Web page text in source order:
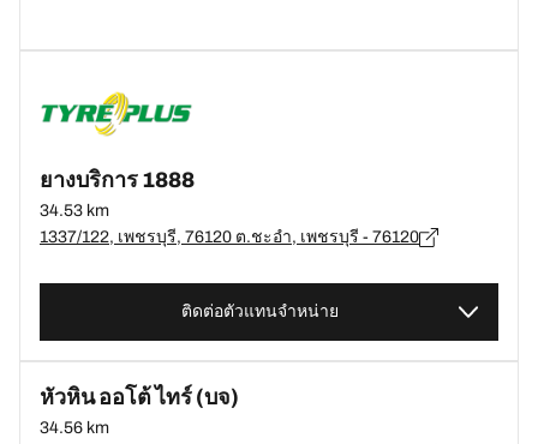
ยางบริการ 1888
34.53 km
1337/122, เพชรบุรี, 76120 ต.ชะอำ, เพชรบุรี - 76120
ติดต่อตัวแทนจำหน่าย
หัวหิน ออโต้ ไทร์ (บจ)
34.56 km